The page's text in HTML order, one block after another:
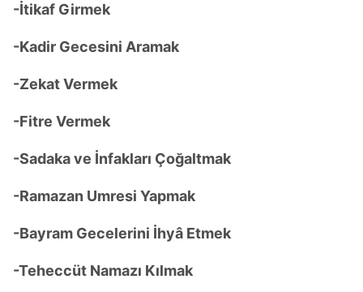
-İtikaf Girmek
-Kadir Gecesini Aramak
-Zekat Vermek
-Fitre Vermek
-Sadaka ve İnfakları Çoğaltmak
-Ramazan Umresi Yapmak
-Bayram Gecelerini İhyâ Etmek
-Teheccüt Namazı Kılmak